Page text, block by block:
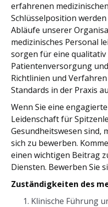
erfahrenen
Schlüsselposition
Abläufe unserer
medizinisches Personal
sorgen für eine
Patientenversorgung
Richtlinien und
Standards in der Praxis
Wenn Sie eine
Leidenschaft für
Gesundheitswesen sind,
sich zu bewerben.
einen wichtigen Beitrag
Diensten. Bewerben Sie
Zuständigkeiten des
Klinische Führung